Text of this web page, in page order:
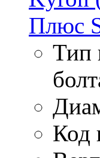
Тип
Код